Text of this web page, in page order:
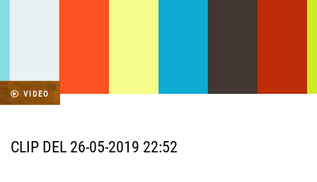
VIDEO
CLIP DEL 26-05-2019 22:52